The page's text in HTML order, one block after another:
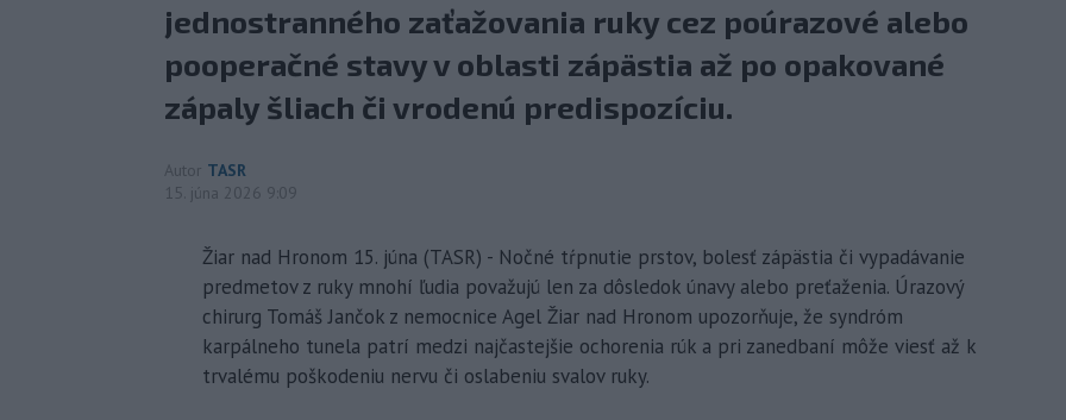
jednostranného zaťažovania ruky cez poúrazové alebo
pooperačné stavy v oblasti zápästia až po opakované
zápaly šliach či vrodenú predispozíciu.
Autor TASR
15. júna 2026 9:09
Žiar nad Hronom 15. júna (TASR) - Nočné tŕpnutie prstov, bolesť zápästia či vypadávanie
predmetov z ruky mnohí ľudia považujú len za dôsledok únavy alebo preťaženia. Úrazový
chirurg Tomáš Jančok z nemocnice Agel Žiar nad Hronom upozorňuje, že syndróm
karpálneho tunela patrí medzi najčastejšie ochorenia rúk a pri zanedbaní môže viesť až k
trvalému poškodeniu nervu či oslabeniu svalov ruky.